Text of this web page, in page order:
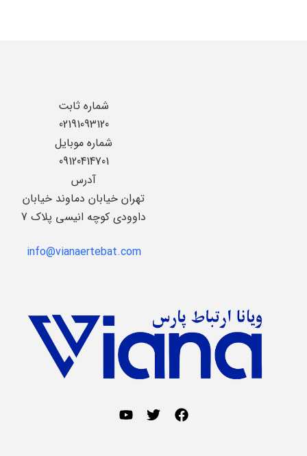
شماره ثابت
02191093120
شماره موبایل
09120414701
آدرس
تهران خیابان دماوند خیابان
داوودی کوچه انیسی پلاک 7
info@vianaertebat.com